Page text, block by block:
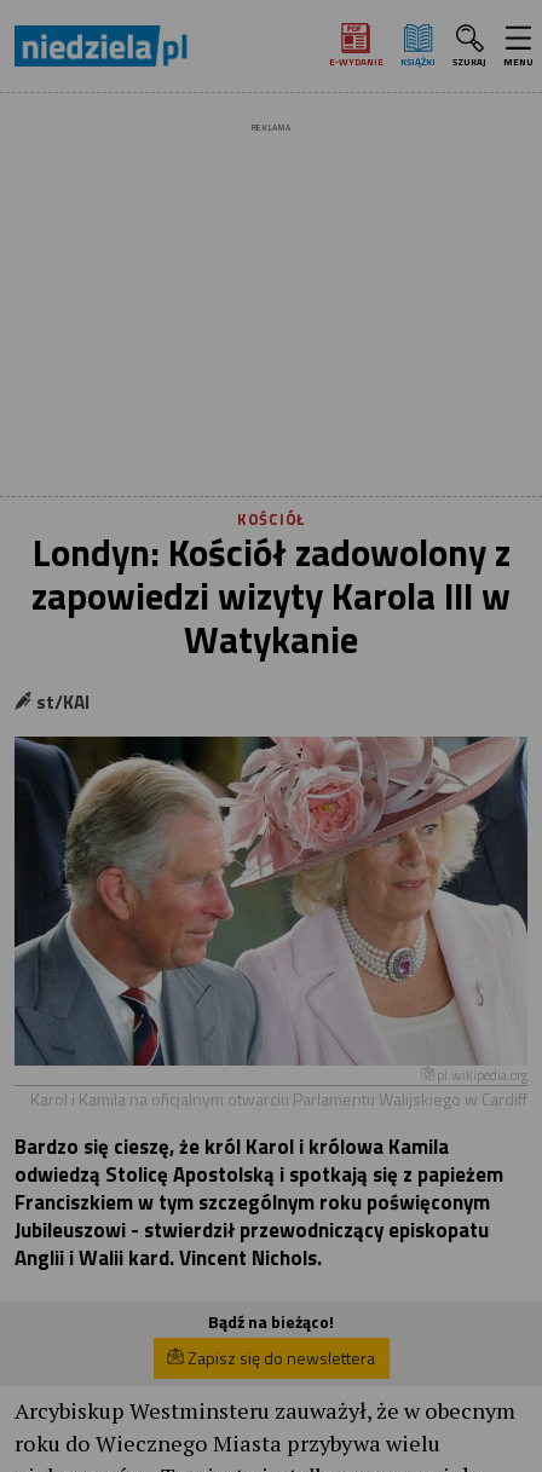
E‑WYDANIE KSIĄŻKI SZUKAJ MENU
REKLAMA
KOŚCIÓŁ
Londyn: Kościół zadowolony z
zapowiedzi wizyty Karola III w
Watykanie
st/KAI
pl.wikipedia.org
Karol i Kamila na oficjalnym otwarciu Parlamentu Walijskiego w Cardiff
Bardzo się cieszę, że król Karol i królowa Kamila
odwiedzą Stolicę Apostolską i spotkają się z papieżem
Franciszkiem w tym szczególnym roku poświęconym
Jubileuszowi - stwierdził przewodniczący episkopatu
Anglii i Walii kard. Vincent Nichols.
Bądź na bieżąco!
Zapisz się do newslettera
Arcybiskup Westminsteru zauważył, że w obecnym
roku do Wiecznego Miasta przybywa wielu